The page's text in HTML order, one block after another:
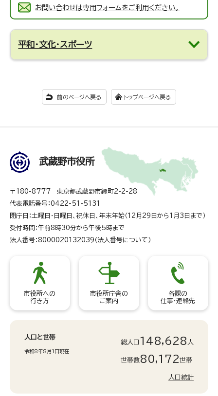
お問い合わせは専用フォームをご利用ください。
平和・文化・スポーツ
前のページへ戻る トップページへ戻る
武蔵野市役所
〒180-8777 東京都武蔵野市緑町2-2-28
代表電話番号：0422-51-5131
閉庁日：土曜日・日曜日、祝休日、年末年始（12月29日から1月3日まで）
受付時間：午前8時30分から午後5時まで
法人番号：8000020132039（ 法人番号について ）
市役所への
行き方
市役所庁舎の
ご案内
各課の
仕事・連絡先
人口と世帯
令和8年8月1日現在
総人口 148,628 人
世帯数80,172世帯
人口統計